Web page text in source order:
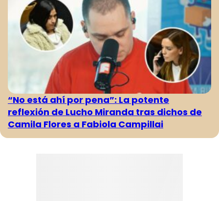
“No está ahí por pena”: La potente
reflexión de Lucho Miranda tras dichos de
Camila Flores a Fabiola Campillai